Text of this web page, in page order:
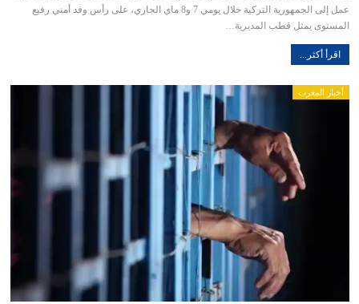
عمل إلى الجمهورية التركية خلال يومي 7 و8 ماي الجاري، على رأس وفد أمني رفيع
المستوى يمثل قطب المديرية…
اقرأ أكثر...
أخبار المغرب